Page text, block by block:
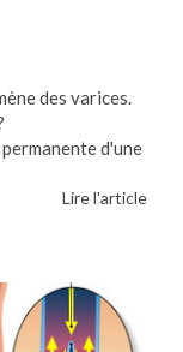
des varices.
d'une
Lire l'article